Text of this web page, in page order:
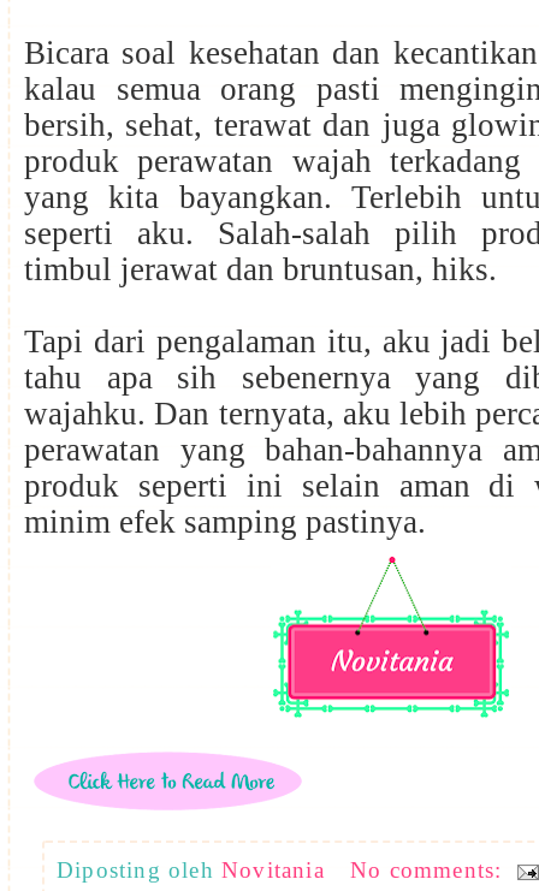
Bicara soal kesehatan dan
kalau semua orang pasti
bersih, sehat, terawat dan juga
produk perawatan wajah terkadang
yang kita bayangkan. Terlebih
seperti aku. Salah-salah pilih
timbul jerawat dan bruntusan, hiks.
Tapi dari pengalaman itu, aku jadi
tahu apa sih sebenernya yang
wajahku. Dan ternyata, aku lebih
perawatan yang bahan-bahannya
produk seperti ini selain aman di
minim efek samping pastinya.
Diposting oleh Novitania
No comments: